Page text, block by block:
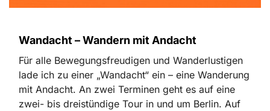
Wandacht – Wandern mit Andacht
Für alle Bewegungsfreudigen und Wanderlustigen
lade ich zu einer „Wandacht“ ein – eine Wanderung
mit Andacht. An zwei Terminen geht es auf eine
zwei- bis dreistündige Tour in und um Berlin. Auf